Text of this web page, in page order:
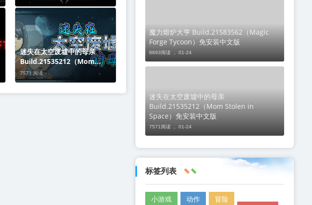
戏这是一场融合深度策略与
Roguelike进化的残酷远征。
你的目标是护送
迷失在太空废墟中的母亲
Build.21535212（Mom
Stolen in Space）免安装中
文版关于这款游戏少年空与挚
7571 阅读
魔力熔炉大亨 Build.21583562（Magic
Forge Tycoon）免安装中文版
8893阅读 ， 01-24
迷失在太空废墟中的母亲
Build.21535212（Mom Stolen in
Space）免安装中文版
7571阅读 ， 01-24
标签列表
小游戏 动作
冒险